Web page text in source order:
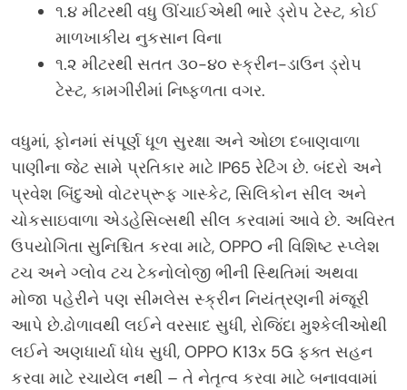
૧.૪ મીટરથી વધુ ઊંચાઈએથી ભારે ડ્રોપ ટેસ્ટ, કોઈ
માળખાકીય નુકસાન વિના
૧.૨ મીટરથી સતત ૩૦-૪૦ સ્ક્રીન-ડાઉન ડ્રોપ
ટેસ્ટ, કામગીરીમાં નિષ્ફળતા વગર.
વધુમાં, ફોનમાં સંપૂર્ણ ધૂળ સુરક્ષા અને ઓછા દબાણવાળા
પાણીના જેટ સામે પ્રતિકાર માટે IP65 રેટિંગ છે. બંદરો અને
પ્રવેશ બિંદુઓ વોટરપ્રૂફ ગાસ્કેટ, સિલિકોન સીલ અને
ચોકસાઇવાળા એડહેસિવ્સથી સીલ કરવામાં આવે છે. અવિરત
ઉપયોગિતા સુનિશ્ચિત કરવા માટે, OPPO ની વિશિષ્ટ સ્પ્લેશ
ટચ અને ગ્લોવ ટચ ટેકનોલોજી ભીની સ્થિતિમાં અથવા
મોજા પહેરીને પણ સીમલેસ સ્ક્રીન નિયંત્રણની મંજૂરી
આપે છે.ઢોળાવથી લઈને વરસાદ સુધી, રોજિંદા મુશ્કેલીઓથી
લઈને અણધાર્યા ધોધ સુધી, OPPO K13x 5G ફક્ત સહન
કરવા માટે રચાયેલ નથી – તે નેતૃત્વ કરવા માટે બનાવવામાં